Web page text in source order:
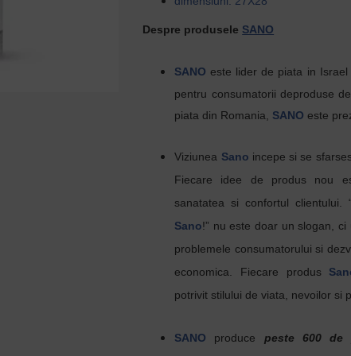
Despre produsele SANO
SANO este lider de piata in
pentru consumatorii deproduse de
piata din Romania, SANO este
Viziunea Sano incepe si se
Fiecare idee de produs nou
sanatatea si confortul clientului.
Sano!” nu este doar un slogan, ci
problemele consumatorului si
economica. Fiecare produs
potrivit stilului de viata, nevoilor si
SANO produce peste 600 de